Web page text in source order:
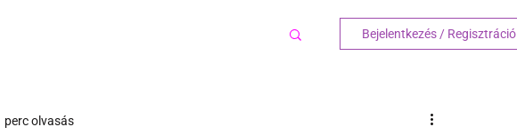
Bejelentkezés / Regisztráció
perc olvasás